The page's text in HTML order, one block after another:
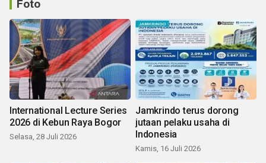
Foto
International Lecture Series
2026 di Kebun Raya Bogor
Selasa, 28 Juli 2026
Jamkrindo terus dorong
jutaan pelaku usaha di
Indonesia
Kamis, 16 Juli 2026